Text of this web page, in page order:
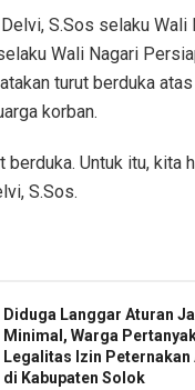
S.Sos selaku
Wali Nagari
turut berduka
korban.
berduka. Untuk itu,
S.Sos.
Diduga Langgar Aturan
Minimal, Warga
Legalitas Izin Peternakan
di Kabupaten Solok